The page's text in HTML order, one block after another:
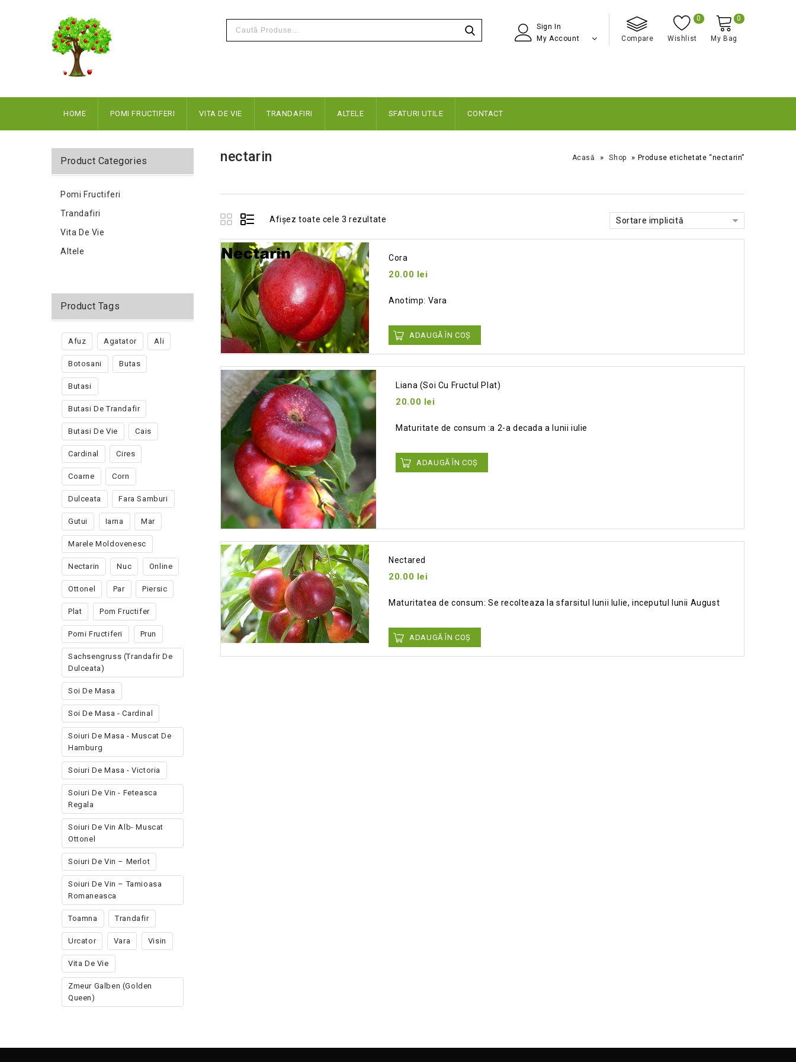
Sign In
My Account
Compare Wishlist
0
My Bag
0
HOME POMI FRUCTIFERI VITA DE VIE TRANDAFIRI ALTELE SFATURI UTILE CONTACT
nectarin Acasă » Shop » Produse etichetate “nectarin”
Afișez toate cele 3 rezultate Sortare implicită
Cora
20.00 lei
Anotimp: Vara
ADAUGĂ ÎN COȘ
Liana (soi Cu Fructul Plat)
20.00 lei
Maturitate de consum :a 2-a decada a lunii iulie
ADAUGĂ ÎN COȘ
Nectared
20.00 lei
Maturitatea de consum: Se recolteaza la sfarsitul lunii Iulie, inceputul lunii August
ADAUGĂ ÎN COȘ
Product Categories
Pomi Fructiferi
Trandafiri
Vita De Vie
Altele
Product Tags
Afuz Agatator Ali
Botosani Butas
Butasi
Butasi De Trandafir
Butasi De Vie Cais
Cardinal Cires
Coarne Corn
Dulceata Fara Samburi
Gutui Iarna Mar
Marele Moldovenesc
Nectarin Nuc Online
Ottonel Par Piersic
Plat Pom Fructifer
Pomi Fructiferi Prun
Sachsengruss (trandafir De
Dulceata)
Soi De Masa
Soi De Masa - Cardinal
Soiuri De Masa - Muscat De
Hamburg
Soiuri De Masa - Victoria
Soiuri De Vin - Feteasca
Regala
Soiuri De Vin Alb- Muscat
Ottonel
Soiuri De Vin – Merlot
Soiuri De Vin – Tamioasa
Romaneasca
Toamna Trandafir
Urcator Vara Visin
Vita De Vie
Zmeur Galben (golden
Queen)